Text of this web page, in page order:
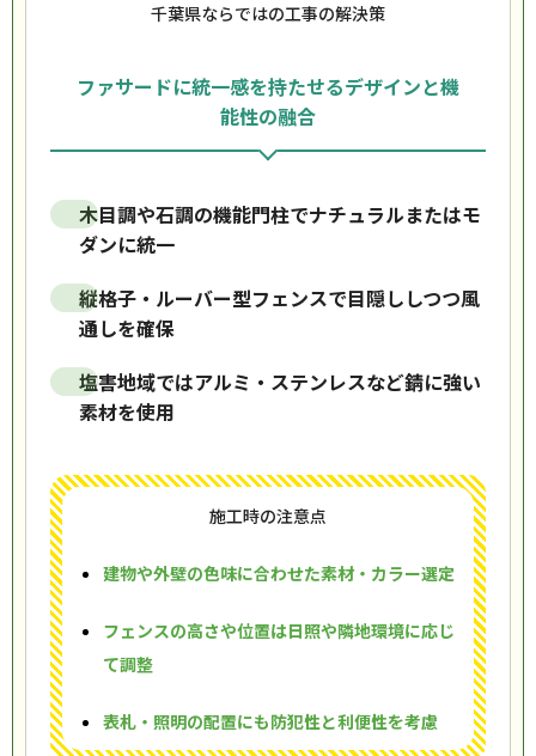
千葉県ならではの工事の解決策
ファサードに統一感を持たせるデザインと機
能性の融合
木目調や石調の機能門柱でナチュラルまたはモ
ダンに統一
縦格子・ルーバー型フェンスで目隠ししつつ風
通しを確保
塩害地域ではアルミ・ステンレスなど錆に強い
素材を使用
施工時の注意点
建物や外壁の色味に合わせた素材・カラー選定
フェンスの高さや位置は日照や隣地環境に応じ
て調整
表札・照明の配置にも防犯性と利便性を考慮